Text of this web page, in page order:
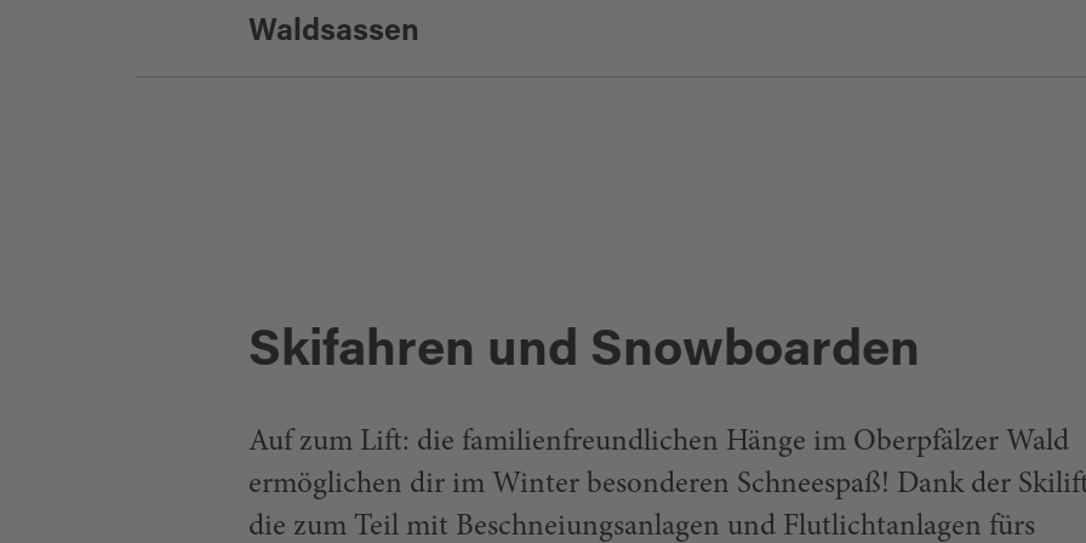
Familie Reindl - Tel. +49 9654 / 514 - Mobil +49 177 / 3488289 -
angelika.reindl@googlemail.com
Waldsassen
Skifahren und Snowboarden
Auf zum Lift: die familienfreundlichen Hänge im Oberpfälzer Wald
ermöglichen dir im Winter besonderen Schneespaß! Dank der
die zum Teil mit Beschneiungsanlagen und Flutlichtanlagen fürs